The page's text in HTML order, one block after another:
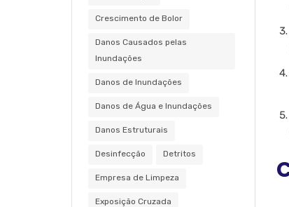
Crescimento de Bolor
Danos Causados pelas
Inundações
Danos de Inundações
Danos de Água e Inundações
Danos Estruturais
Desinfecção Detritos
Empresa de Limpeza
Exposição Cruzada